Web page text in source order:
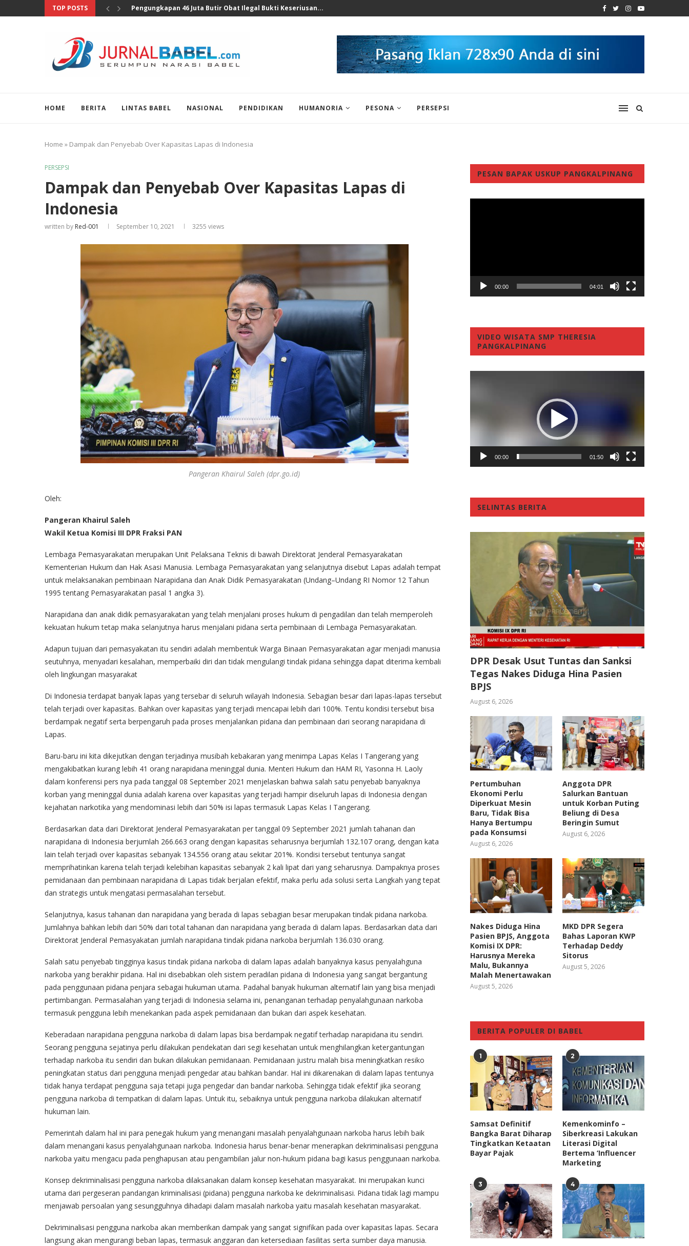
TOP POSTS Anggota DPR Sebut Sensus Ekonomi 2026 Bukan Untuk...
HOME BERITA LINTAS BABEL NASIONAL PENDIDIKAN HUMANORIA PESONA PERSEPSI
Home » Dampak dan Penyebab Over Kapasitas Lapas di Indonesia
PERSEPSI
Dampak dan Penyebab Over Kapasitas Lapas di
Indonesia
written by Red-001 September 10, 2021 3255 views
Pangeran Khairul Saleh (dpr.go.id)
Oleh:
Pangeran Khairul Saleh
Wakil Ketua Komisi III DPR Fraksi PAN
Lembaga Pemasyarakatan merupakan Unit Pelaksana Teknis di bawah Direktorat Jenderal Pemasyarakatan
Kementerian Hukum dan Hak Asasi Manusia. Lembaga Pemasyarakatan yang selanjutnya disebut Lapas adalah tempat
untuk melaksanakan pembinaan Narapidana dan Anak Didik Pemasyarakatan (Undang–Undang RI Nomor 12 Tahun
1995 tentang Pemasyarakatan pasal 1 angka 3).
Narapidana dan anak didik pemasyarakatan yang telah menjalani proses hukum di pengadilan dan telah memperoleh
kekuatan hukum tetap maka selanjutnya harus menjalani pidana serta pembinaan di Lembaga Pemasyarakatan.
Adapun tujuan dari pemasyakatan itu sendiri adalah membentuk Warga Binaan Pemasyarakatan agar menjadi manusia
seutuhnya, menyadari kesalahan, memperbaiki diri dan tidak mengulangi tindak pidana sehingga dapat diterima kembali
oleh lingkungan masyarakat
Di Indonesia terdapat banyak lapas yang tersebar di seluruh wilayah Indonesia. Sebagian besar dari lapas-lapas tersebut
telah terjadi over kapasitas. Bahkan over kapasitas yang terjadi mencapai lebih dari 100%. Tentu kondisi tersebut bisa
berdampak negatif serta berpengaruh pada proses menjalankan pidana dan pembinaan dari seorang narapidana di
Lapas.
Baru-baru ini kita dikejutkan dengan terjadinya musibah kebakaran yang menimpa Lapas Kelas I Tangerang yang
mengakibatkan kurang lebih 41 orang narapidana meninggal dunia. Menteri Hukum dan HAM RI, Yasonna H. Laoly
dalam konferensi pers nya pada tanggal 08 September 2021 menjelaskan bahwa salah satu penyebab banyaknya
korban yang meninggal dunia adalah karena over kapasitas yang terjadi hampir diseluruh lapas di Indonesia dengan
kejahatan narkotika yang mendominasi lebih dari 50% isi lapas termasuk Lapas Kelas I Tangerang.
Berdasarkan data dari Direktorat Jenderal Pemasyarakatan per tanggal 09 September 2021 jumlah tahanan dan
narapidana di Indonesia berjumlah 266.663 orang dengan kapasitas seharusnya berjumlah 132.107 orang, dengan kata
lain telah terjadi over kapasitas sebanyak 134.556 orang atau sekitar 201%. Kondisi tersebut tentunya sangat
memprihatinkan karena telah terjadi kelebihan kapasitas sebanyak 2 kali lipat dari yang seharusnya. Dampaknya proses
pemidanaan dan pembinaan narapidana di Lapas tidak berjalan efektif, maka perlu ada solusi serta Langkah yang tepat
dan strategis untuk mengatasi permasalahan tersebut.
Selanjutnya, kasus tahanan dan narapidana yang berada di lapas sebagian besar merupakan tindak pidana narkoba.
Jumlahnya bahkan lebih dari 50% dari total tahanan dan narapidana yang berada di dalam lapas. Berdasarkan data dari
Direktorat Jenderal Pemasyakatan jumlah narapidana tindak pidana narkoba berjumlah 136.030 orang.
Salah satu penyebab tingginya kasus tindak pidana narkoba di dalam lapas adalah banyaknya kasus penyalahguna
narkoba yang berakhir pidana. Hal ini disebabkan oleh sistem peradilan pidana di Indonesia yang sangat bergantung
pada penggunaan pidana penjara sebagai hukuman utama. Padahal banyak hukuman alternatif lain yang bisa menjadi
pertimbangan. Permasalahan yang terjadi di Indonesia selama ini, penanganan terhadap penyalahgunaan narkoba
termasuk pengguna lebih menekankan pada aspek pemidanaan dan bukan dari aspek kesehatan.
Keberadaan narapidana pengguna narkoba di dalam lapas bisa berdampak negatif terhadap narapidana itu sendiri.
Seorang pengguna sejatinya perlu dilakukan pendekatan dari segi kesehatan untuk menghilangkan ketergantungan
terhadap narkoba itu sendiri dan bukan dilakukan pemidanaan. Pemidanaan justru malah bisa meningkatkan resiko
peningkatan status dari pengguna menjadi pengedar atau bahkan bandar. Hal ini dikarenakan di dalam lapas tentunya
tidak hanya terdapat pengguna saja tetapi juga pengedar dan bandar narkoba. Sehingga tidak efektif jika seorang
pengguna narkoba di tempatkan di dalam lapas. Untuk itu, sebaiknya untuk pengguna narkoba dilakukan alternatif
hukuman lain.
Pemerintah dalam hal ini para penegak hukum yang menangani masalah penyalahgunaan narkoba harus lebih baik
dalam menangani kasus penyalahgunaan narkoba. Indonesia harus benar-benar menerapkan dekriminalisasi pengguna
narkoba yaitu mengacu pada penghapusan atau pengambilan jalur non-hukum pidana bagi kasus penggunaan narkoba.
Konsep dekriminalisasi pengguna narkoba dilaksanakan dalam konsep kesehatan masyarakat. Ini merupakan kunci
utama dari pergeseran pandangan kriminalisasi (pidana) pengguna narkoba ke dekriminalisasi. Pidana tidak lagi mampu
menjawab persoalan yang sesungguhnya dihadapi dalam masalah narkoba yaitu masalah kesehatan masyarakat.
Dekriminalisasi pengguna narkoba akan memberikan dampak yang sangat signifikan pada over kapasitas lapas. Secara
langsung akan mengurangi beban lapas, termasuk anggaran dan ketersediaan fasilitas serta sumber daya manusia.
PESAN BAPAK USKUP PANGKALPINANG
00:00 04:01
VIDEO WISATA SMP THERESIA
PANGKALPINANG
00:00 01:50
SELINTAS BERITA
DPR Desak Usut Tuntas dan Sanksi
Tegas Nakes Diduga Hina Pasien
BPJS
August 6, 2026
Pertumbuhan
Ekonomi Perlu
Diperkuat Mesin
Baru, Tidak Bisa
Hanya Bertumpu
pada Konsumsi
August 6, 2026
Anggota DPR
Salurkan Bantuan
untuk Korban Puting
Beliung di Desa
Beringin Sumut
August 6, 2026
Nakes Diduga Hina
Pasien BPJS, Anggota
Komisi IX DPR:
Harusnya Mereka
Malu, Bukannya
Malah Menertawakan
August 5, 2026
MKD DPR Segera
Bahas Laporan KWP
Terhadap Deddy
Sitorus
August 5, 2026
BERITA POPULER DI BABEL
1
Samsat Definitif
Bangka Barat Diharap
Tingkatkan Ketaatan
Bayar Pajak
2
Kemenkominfo –
Siberkreasi Lakukan
Literasi Digital
Bertema ‘Influencer
Marketing
3 4